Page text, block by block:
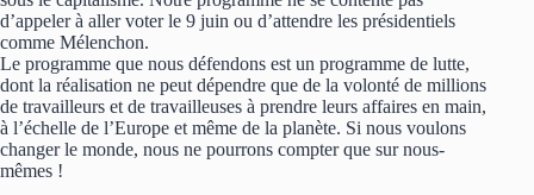
d’appeler à aller voter le 9 juin ou d’attendre les présidentiels
comme Mélenchon.
Le programme que nous défendons est un programme de lutte,
dont la réalisation ne peut dépendre que de la volonté de millions
de travailleurs et de travailleuses à prendre leurs affaires en main,
à l’échelle de l’Europe et même de la planète. Si nous voulons
changer le monde, nous ne pourrons compter que sur nous-
mêmes !